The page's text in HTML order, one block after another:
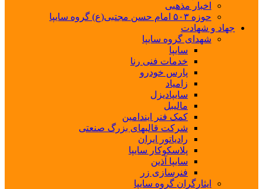
اخبار مذهبی
حوزه ۵۰۳ امام حسن مجتبی(ع) گروه سایپا
جهاد و شهادت
شهدای گروه سایپا
سایپا
خدمات فنی رنا
پارس خودرو
زامیاد
سایپادیزل
مالیبل
کمک فنر ایندامین
شرکت قالبهای بزرگ صنعتی
رادیاتور ایران
پلاسکوکار سایپا
سایپا آذین
فنرسازی زر
ایثارگران گروه سایپا